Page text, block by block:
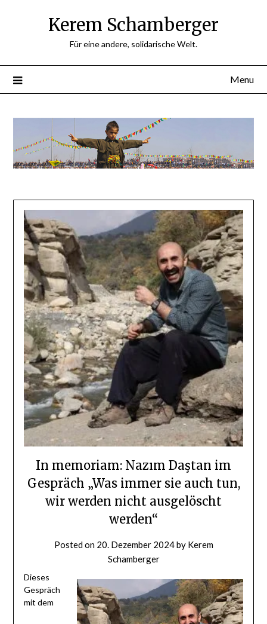
Kerem Schamberger
Für eine andere, solidarische Welt.
Menu
In memoriam: Nazım Daştan im
Gespräch „Was immer sie auch tun,
wir werden nicht ausgelöscht
werden“
Posted on 20. Dezember 2024by Kerem
Schamberger
Dieses
Gespräch
mit dem